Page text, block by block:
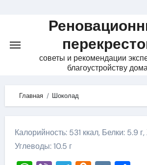
советы и рекомендации
благоустройству
Главная Шоколад
Калорийность: 531 ккал, Белки: 5.9
Углеводы: 10.5 г